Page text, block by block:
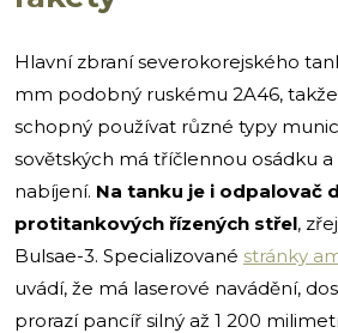
Hlavní zbraní severokorejského
mm podobný ruskému 2A46,
schopný používat různé typy
sovětských má tříčlennou osádku
nabíjení. Na tanku je i odpalovač
protitankových řízených střel,
Bulsae-3. Specializované stránky
uvádí, že má laserové navádění,
prorazí pancíř silný až 1 200